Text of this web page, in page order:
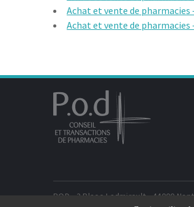
Achat et vente de pharmacies
Achat et vente de
POD - 3 Place Ladmirault - 44000